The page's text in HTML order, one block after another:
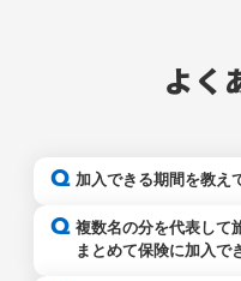
よく
Q 加入できる期間を教え
Q 複数名の分を代表して
まとめて保険に加入で